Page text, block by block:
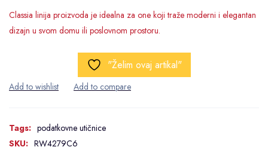
Classia linija proizvoda je idealna za one koji traže moderni i elegantan
dizajn u svom domu ili poslovnom prostoru.
"Želim ovaj artikal"
Tags: podatkovne utičnice
SKU: RW4279C6